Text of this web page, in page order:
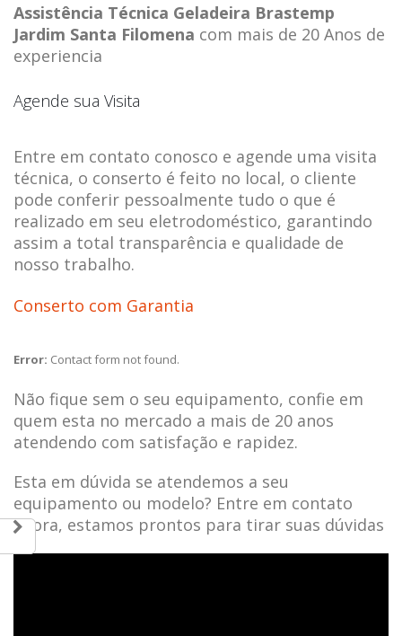
Assistência Técnica Geladeira Brastemp
Jardim Santa Filomena com mais de 20 Anos de
experiencia
Agende sua Visita
Entre em contato conosco e agende uma visita
técnica, o conserto é feito no local, o cliente
pode conferir pessoalmente tudo o que é
realizado em seu eletrodoméstico, garantindo
assim a total transparência e qualidade de
nosso trabalho.
Conserto com Garantia
Error: Contact form not found.
Não fique sem o seu equipamento, confie em
quem esta no mercado a mais de 20 anos
atendendo com satisfação e rapidez.
Esta em dúvida se atendemos a seu
equipamento ou modelo? Entre em contato
agora, estamos prontos para tirar suas dúvidas